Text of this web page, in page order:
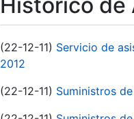
(22-12-11) Servicio de
2012
(22-12-11) Suministros